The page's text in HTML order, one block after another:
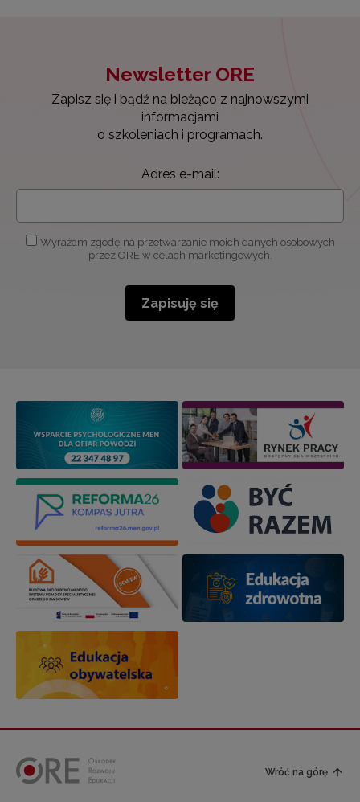
Newsletter ORE
Zapisz się i bądź na bieżąco z najnowszymi
informacjami
o szkoleniach i programach.
Adres e-mail:
Wyrażam zgodę na przetwarzanie moich danych osobowych
przez ORE w celach marketingowych.
Zapisuję się
Wróć na górę